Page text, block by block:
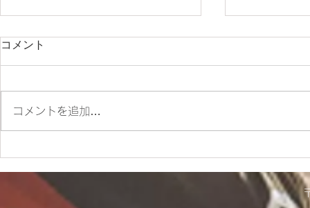
朝ツーリング❣
店舗営業に
らせ！
コメント
コメントを追加…